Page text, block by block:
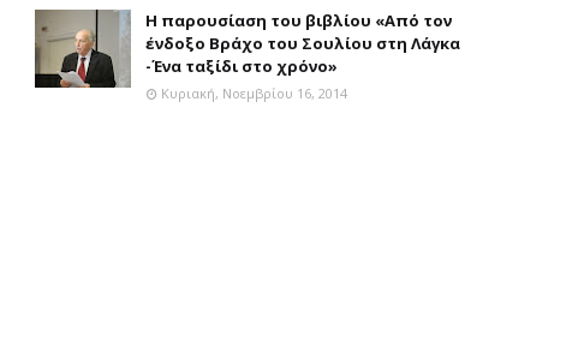
Η παρουσίαση του βιβλίου «Από τον
ένδοξο Βράχο του Σουλίου στη Λάγκα
-Ένα ταξίδι στο χρόνο»
Κυριακή, Νοεμβρίου 16, 2014